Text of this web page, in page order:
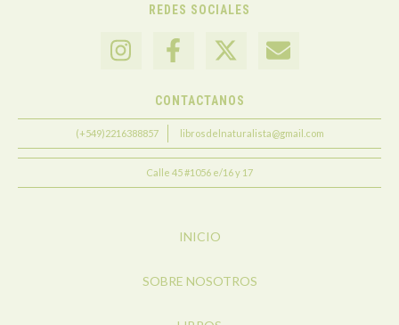
REDES SOCIALES
CONTACTANOS
(+549)2216388857 librosdelnaturalista@gmail.com
Calle 45 #1056 e/16 y 17
INICIO
SOBRE NOSOTROS